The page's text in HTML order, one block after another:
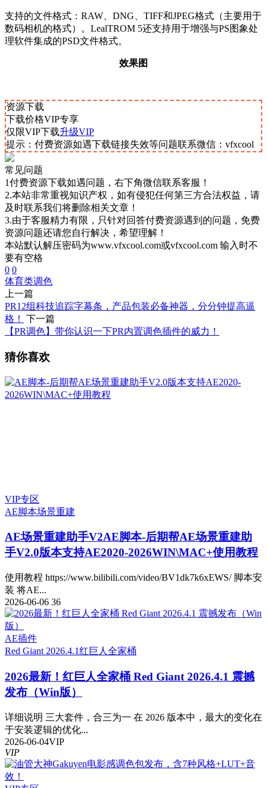
支持的文件格式：RAW、DNG、TIFF和JPEG格式（主要用于
数码相机的格式）。LealTROM 5还支持用于增强与PS图象处
理软件集成的PSD文件格式。
效果图
资源下载
下载价格VIP专享
仅限VIP下载升级VIP
提示：付费资源如遇下载链接失效等问题联系微信：vfxcool
常见问题
1付费资源下载如遇问题，右下角微信联系客服！
2.本站非常重视知识产权，如有侵犯任何第三方合法权益，请
及时联系我们将删除相关文章！
3.由于客服精力有限，只针对回答付费资源遇到的问题，免费
资源问题还请您自行解决，希望理解！
本站默认解压密码为www.vfxcool.com或vfxcool.com 输入时不
要有空格
0 0
体育类调色
上一篇
PR12组科技追踪字幕条，产品包装必备神器，分分钟提高逼
格！
下一篇
【PR调色】带你认识一下PR内置调色插件的威力！
猜你喜欢
VIP专区
AE脚本场景重建
AE场景重建助手V2AE脚本-后期帮AE场景重建助
手V2.0版本支持AE2020-2026WIN\MAC+使用教程
使用教程 https://www.bilibili.com/video/BV1dk7k6xEWS/ 脚本安
装 将AE...
2026-06-06 36
AE插件
Red Giant 2026.4.1红巨人全家桶
2026最新！红巨人全家桶 Red Giant 2026.4.1 震撼
发布（Win版）
详细说明 三大套件，合三为一 在 2026 版本中，最大的变化在
于安装逻辑的优化...
2026-06-04VIP
VIP